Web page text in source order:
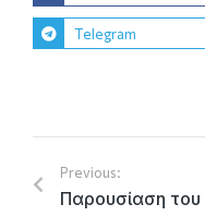
Telegram
Previous: